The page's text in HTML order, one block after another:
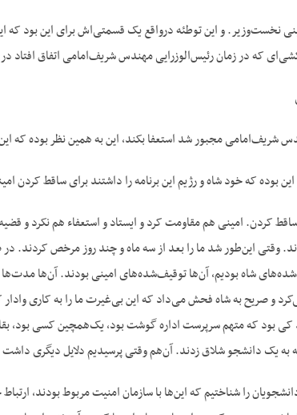
نخست‌وزیر. و این توطئه درواقع یک قسمتی‌اش برای این بود که
که در زمان رئیس‌الوزرایی مهندس شریف‌امامی اتفاق افتاد
شریف‌امامی مجبور شد استعفا بکند، این به همین نظر بوده که
بوده که خود شاه و رژیم این برنامه را داشتند برای ساقط کردن
ساقط کردن. امینی هم مقاومت کرد و ایستاد و استعفاء هم نکرد
وقتی این‌طور شد ما را بعد از سه ماه و چند روز مرخص کردند.
شاه بودیم، آن‌ها توقیف‌شده‌های امینی بودند. آن‌ها مدت‌ها
و صریح به شاه فحش می‌داد که این بی‌غیرت ما را به کاری
کی بود که متهم سرپرست اداره گوشت بود، یک‌همچین کسی
به یک دانشجو شلاق زدند. آن‌هم وقتی پرسیدیم دلایل دیگری
را شناختیم که این‌ها با سازمان امنیت مربوط بودند،